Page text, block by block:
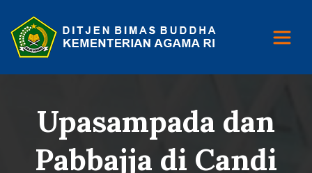
Upasampada dan
Pabbajja di Candi